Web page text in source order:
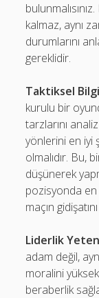
kalmaz, aynı
durumlarını
gereklidir.
Taktiksel Bilgi
kurulu bir
tarzlarını
yönlerini en iyi
olmalıdır. Bu,
düşünerek
pozisyonda
maçın
Liderlik
adam değil,
moralini
beraberlik